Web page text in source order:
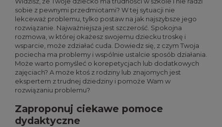
sobie z pewnymi przedmiotami? W tej sytuacji nie
lekceważ problemu, tylko postaw na jak najszybsze jego
rozwiązanie. Najważniejsza jest szczerość. Spokojna
rozmowa, w której okażesz swojemu dziecku troskę i
wsparcie, może zdziałać cuda. Dowiedz się, z czym Twoja
pociecha ma problemy i wspólnie ustalcie sposób działania.
Może warto pomyśleć o korepetycjach lub dodatkowych
zajęciach? A może ktoś z rodziny lub znajomych jest
ekspertem z trudnej dziedziny i pomoże Wam w
rozwiązaniu problemu?
Zaproponuj ciekawe pomoce
dydaktyczne